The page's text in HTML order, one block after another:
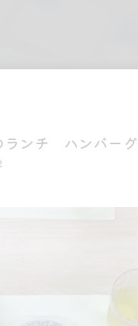
ンチ ハンバー